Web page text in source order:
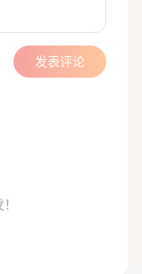
发表评论